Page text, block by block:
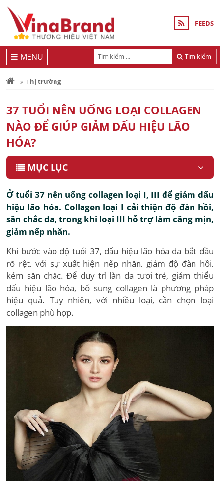
FEEDS
Tìm kiếm
MENU
Thị trường
37 TUỔI NÊN UỐNG LOẠI COLLAGEN
NÀO ĐỂ GIÚP GIẢM DẤU HIỆU LÃO
HÓA?
MỤC LỤC
Ở tuổi 37 nên uống collagen loại I, III để giảm dấu
hiệu lão hóa. Collagen loại I cải thiện độ đàn hồi,
săn chắc da, trong khi loại III hỗ trợ làm căng mịn,
giảm nếp nhăn.
Khi bước vào độ tuổi 37, dấu hiệu lão hóa da bắt đầu
rõ rệt, với sự xuất hiện nếp nhăn, giảm độ đàn hồi,
kém săn chắc. Để duy trì làn da tươi trẻ, giảm thiểu
dấu hiệu lão hóa, bổ sung collagen là phương pháp
hiệu quả. Tuy nhiên, với nhiều loại, cần chọn loại
collagen phù hợp.